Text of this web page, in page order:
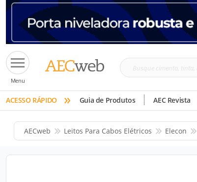
Menu
Busque
tinta,
etc
ACESSO RÁPIDO » Guia de Produtos AEC Revista
AECweb Leitos Para Cabos Elétricos Elecon